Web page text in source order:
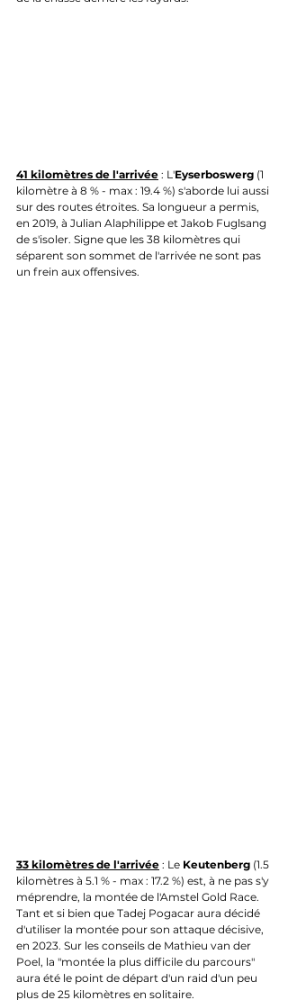
41 kilomètres de l'arrivée : L'Eyserboswerg (1
kilomètre à 8 % - max : 19.4 %) s'aborde lui aussi
sur des routes étroites. Sa longueur a permis,
en 2019, à Julian Alaphilippe et Jakob Fuglsang
de s'isoler. Signe que les 38 kilomètres qui
séparent son sommet de l'arrivée ne sont pas
un frein aux offensives.
33 kilomètres de l'arrivée : Le Keutenberg (1.5
kilomètres à 5.1 % - max : 17.2 %) est, à ne pas s'y
méprendre, la montée de l'Amstel Gold Race.
Tant et si bien que Tadej Pogacar aura décidé
d'utiliser la montée pour son attaque décisive,
en 2023. Sur les conseils de Mathieu van der
Poel, la "montée la plus difficile du parcours"
aura été le point de départ d'un raid d'un peu
plus de 25 kilomètres en solitaire.